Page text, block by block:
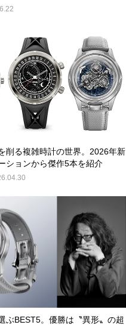
削る複雑時計の世界。2026年新
ションから傑作5本を紹介
ぶBEST5。優勝は〝異形〟の超